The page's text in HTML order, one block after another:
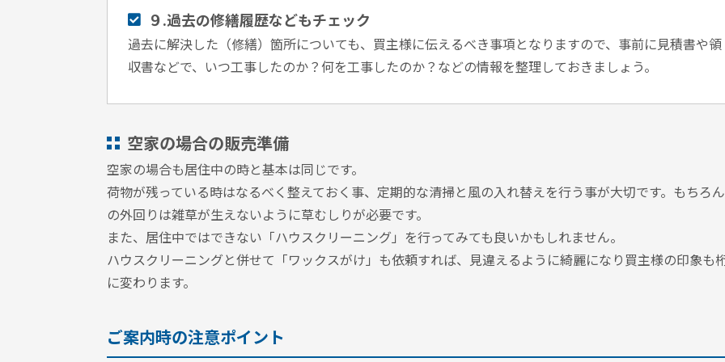
９.過去の修繕履歴などもチェック
過去に解決した（修繕）箇所についても、買主様に伝えるべき事項となりますので、事前に見積書や領
収書などで、いつ工事したのか？何を工事したのか？などの情報を整理しておきましょう。
空家の場合の販売準備
空家の場合も居住中の時と基本は同じです。
荷物が残っている時はなるべく整えておく事、定期的な清掃と風の入れ替えを行う事が大切です。もちろ
の外回りは雑草が生えないように草むしりが必要です。
また、居住中ではできない「ハウスクリーニング」を行ってみても良いかもしれません。
ハウスクリーニングと併せて「ワックスがけ」も依頼すれば、見違えるように綺麗になり買主様の印象も
に変わります。
ご案内時の注意ポイント